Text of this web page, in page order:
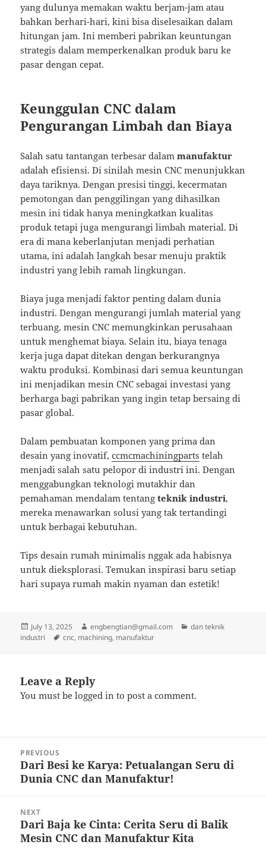
yang dulunya memakan waktu berjam-jam atau
bahkan berhari-hari, kini bisa diselesaikan dalam
hitungan jam. Ini memberi pabrikan keuntungan
strategis dalam memperkenalkan produk baru ke
pasar dengan cepat.
Keunggulan CNC dalam
Pengurangan Limbah dan Biaya
Salah satu tantangan terbesar dalammanufaktur
adalah efisiensi. Di sinilah mesin CNC menunjukkan
daya tariknya. Dengan presisi tinggi, kecermatan
pemotongan dan penggilingan yang dihasilkan
mesin ini tidak hanya meningkatkan kualitas
produk tetapi juga mengurangi limbah material. Di
era di mana keberlanjutan menjadi perhatian
utama, ini adalah langkah besar menuju praktik
industri yang lebih ramah lingkungan.
Biaya juga menjadi faktor penting dalam dunia
industri. Dengan mengurangi jumlah material yang
terbuang, mesin CNC memungkinkan perusahaan
untuk menghemat biaya. Selain itu, biaya tenaga
kerja juga dapat ditekan dengan berkurangnya
waktu produksi. Kombinasi dari semua keuntungan
ini menjadikan mesin CNC sebagai investasi yang
berharga bagi pabrikan yang ingin tetap bersaing di
pasar global.
Dalam pembuatan komponen yang prima dan
desain yang inovatif,ccmcmachiningparts telah
menjadi salah satu pelopor di industri ini. Dengan
menggabungkan teknologi mutakhir dan
pemahaman mendalam tentangteknik industri,
mereka menawarkan solusi yang tak tertandingi
untuk berbagai kebutuhan.
Tips desain rumah minimalis nggak ada habisnya
untuk dieksplorasi. Temukan inspirasi baru setiap
hari supaya rumah makin nyaman dan estetik!
Posted
on
July 13, 2025 Author
engbengtian@gmail.com Categories
dan teknik
industri
Tags
cnc, machining, manufaktur
Leave a Reply
You must belogged in to post a comment.
navigation
PREVIOUS
Previous
post:
Dari Besi ke Karya: Petualangan Seru di
Dunia CNC dan Manufaktur!
NEXT
Next
post:
Dari Baja ke Cinta: Cerita Seru di Balik
Mesin CNC dan Manufaktur Kita